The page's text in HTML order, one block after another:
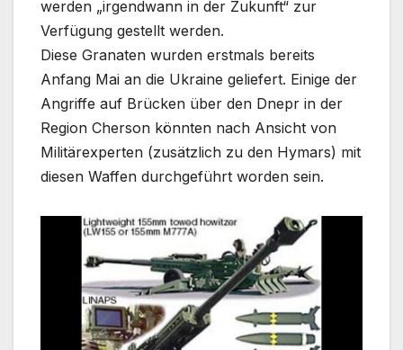
werden „irgendwann in der Zukunft“ zur
Verfügung gestellt werden.
Diese Granaten wurden erstmals bereits
Anfang Mai an die Ukraine geliefert. Einige der
Angriffe auf Brücken über den Dnepr in der
Region Cherson könnten nach Ansicht von
Militärexperten (zusätzlich zu den Hymars) mit
diesen Waffen durchgeführt worden sein.